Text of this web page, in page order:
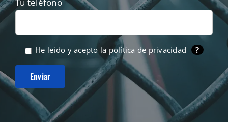
Tu teléfono
He leido y acepto la política de privacidad ?